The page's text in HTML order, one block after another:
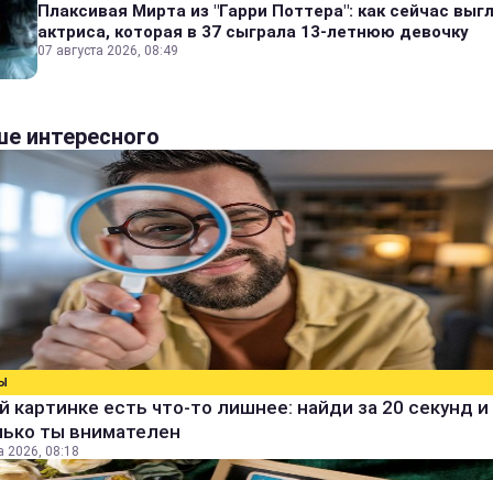
Плаксивая Мирта из "Гарри Поттера": как сейчас
актриса, которая в 37 сыграла 13-летнюю девочку
07 августа 2026, 08:49
интересного
картинке есть что-то лишнее: найди за 20 секунд и
ты внимателен
2026, 08:18